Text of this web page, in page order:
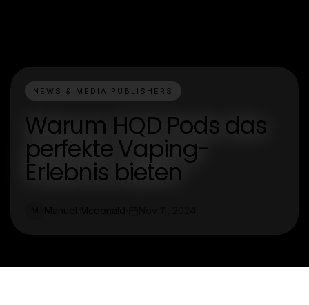
NEWS & MEDIA PUBLISHERS
Warum HQD Pods das
perfekte Vaping-
Erlebnis bieten